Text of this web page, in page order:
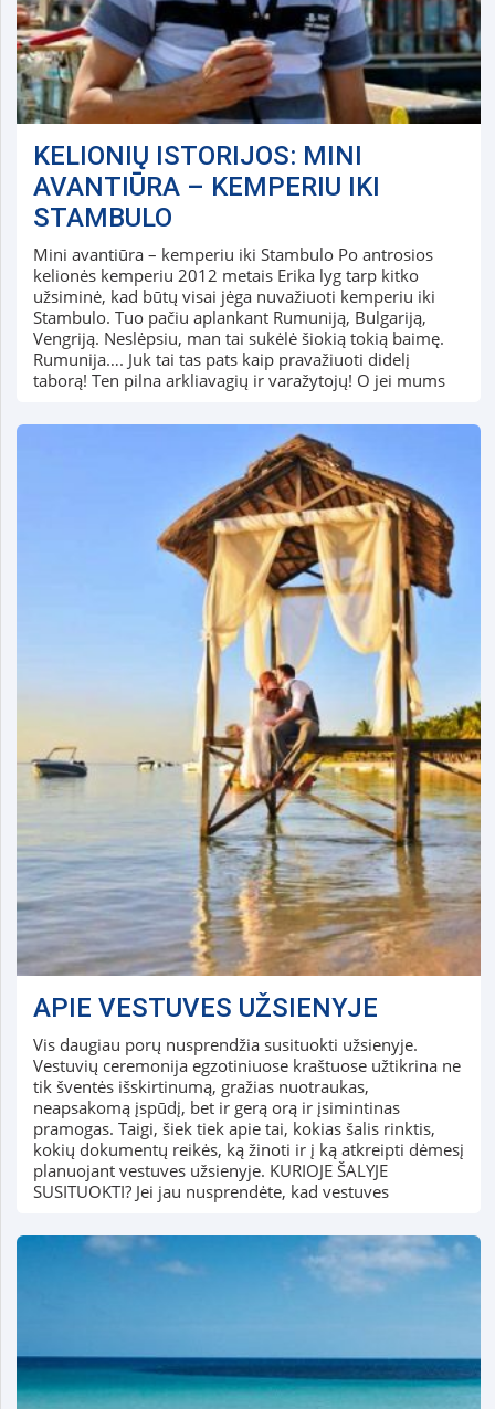
KELIONIŲ ISTORIJOS: MINI
AVANTIŪRA – KEMPERIU IKI
STAMBULO
Mini avantiūra – kemperiu iki Stambulo Po antrosios
kelionės kemperiu 2012 metais Erika lyg tarp kitko
užsiminė, kad būtų visai jėga nuvažiuoti kemperiu iki
Stambulo. Tuo pačiu aplankant Rumuniją, Bulgariją,
Vengriją. Neslėpsiu, man tai sukėlė šiokią tokią baimę.
Rumunija…. Juk tai tas pats kaip pravažiuoti didelį
taborą! Ten pilna arkliavagių ir varažytojų! O jei mums
APIE VESTUVES UŽSIENYJE
Vis daugiau porų nusprendžia susituokti užsienyje.
Vestuvių ceremonija egzotiniuose kraštuose užtikrina ne
tik šventės išskirtinumą, gražias nuotraukas,
neapsakomą įspūdį, bet ir gerą orą ir įsimintinas
pramogas. Taigi, šiek tiek apie tai, kokias šalis rinktis,
kokių dokumentų reikės, ką žinoti ir į ką atkreipti dėmesį
planuojant vestuves užsienyje. KURIOJE ŠALYJE
SUSITUOKTI? Jei jau nusprendėte, kad vestuves